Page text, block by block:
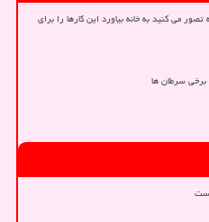
می کنید به خانه بیاورد این کارها را برای
سرطان ها